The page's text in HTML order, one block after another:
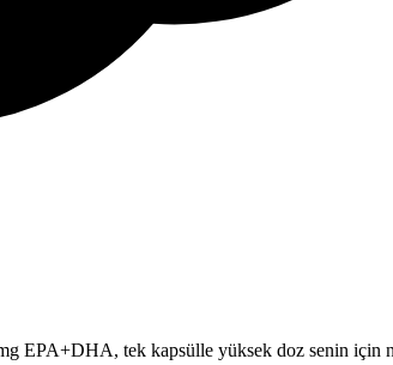
EPA+DHA, tek kapsülle yüksek doz senin